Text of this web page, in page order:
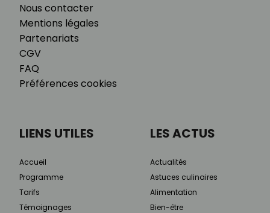
Nous contacter
Mentions légales
Partenariats
CGV
FAQ
Préférences cookies
LIENS UTILES
Accueil
Programme
Tarifs
Témoignages
LES ACTUS
Actualités
Astuces culinaires
Alimentation
Bien-être